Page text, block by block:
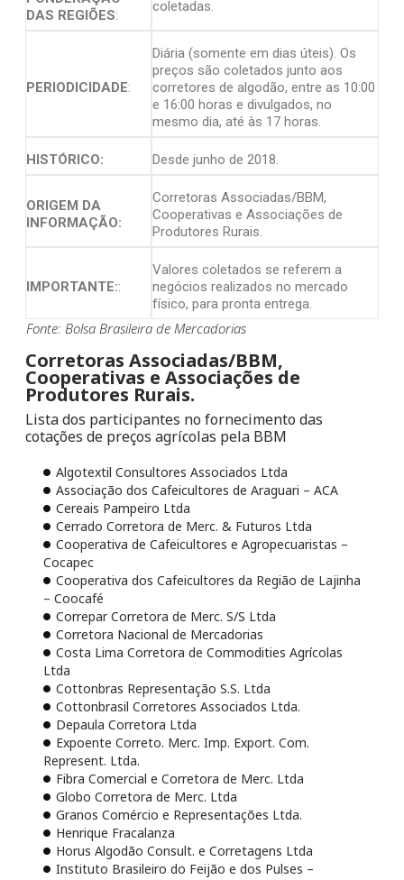
DAS REGIÕES:
coletadas.
PERIODICIDADE:
Diária (somente em dias úteis). Os
preços são coletados junto aos
corretores de algodão, entre as 10:00
e 16:00 horas e divulgados, no
mesmo dia, até às 17 horas.
HISTÓRICO: Desde junho de 2018.
ORIGEM DA
INFORMAÇÃO:
Corretoras Associadas/BBM,
Cooperativas e Associações de
Produtores Rurais.
IMPORTANTE::
Valores coletados se referem a
negócios realizados no mercado
físico, para pronta entrega.
Fonte: Bolsa Brasileira de Mercadorias
Corretoras Associadas/BBM,
Cooperativas e Associações de
Produtores Rurais.
Lista dos participantes no fornecimento das
cotações de preços agrícolas pela BBM
Algotextil Consultores Associados Ltda
Associação dos Cafeicultores de Araguari – ACA
Cereais Pampeiro Ltda
Cerrado Corretora de Merc. & Futuros Ltda
Cooperativa de Cafeicultores e Agropecuaristas –
Cocapec
Cooperativa dos Cafeicultores da Região de Lajinha
– Coocafé
Correpar Corretora de Merc. S/S Ltda
Corretora Nacional de Mercadorias
Costa Lima Corretora de Commodities Agrícolas
Ltda
Cottonbras Representação S.S. Ltda
Cottonbrasil Corretores Associados Ltda.
Depaula Corretora Ltda
Expoente Correto. Merc. Imp. Export. Com.
Represent. Ltda.
Fibra Comercial e Corretora de Merc. Ltda
Globo Corretora de Merc. Ltda
Granos Comércio e Representações Ltda.
Henrique Fracalanza
Horus Algodão Consult. e Corretagens Ltda
Instituto Brasileiro do Feijão e dos Pulses –